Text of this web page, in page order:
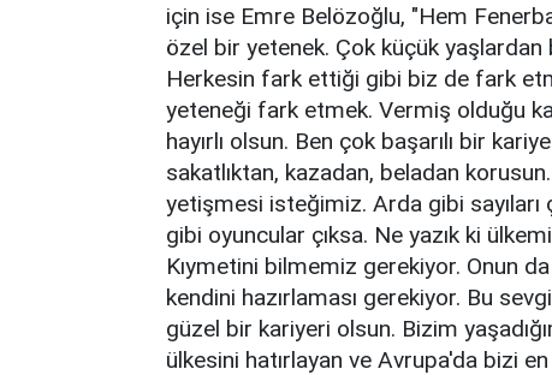
için ise Emre Belözoğlu, "Hem
özel bir yetenek. Çok küçük
Herkesin fark ettiği gibi biz de fark
yeteneği fark etmek. Vermiş olduğu
hayırlı olsun. Ben çok başarılı bir
sakatlıktan, kazadan, beladan
yetişmesi isteğimiz. Arda gibi sayıları
gibi oyuncular çıksa. Ne yazık ki
Kıymetini bilmemiz gerekiyor. Onun
kendini hazırlaması gerekiyor. Bu
güzel bir kariyeri olsun. Bizim
ülkesini hatırlayan ve Avrupa'da bizi